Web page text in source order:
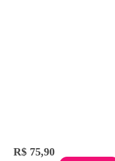
R$ 75,90